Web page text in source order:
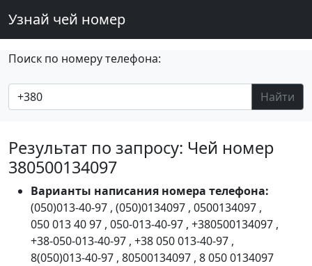
Узнай чей номер
Поиск по номеру телефона:
Найти
Результат по запросу: Чей номер
380500134097
Варианты написания номера телефона:
(050)013-40-97 , (050)0134097 , 0500134097 ,
050 013 40 97 , 050-013-40-97 , +380500134097 ,
+38-050-013-40-97 , +38 050 013-40-97 ,
8(050)013-40-97 , 80500134097 , 8 050 0134097